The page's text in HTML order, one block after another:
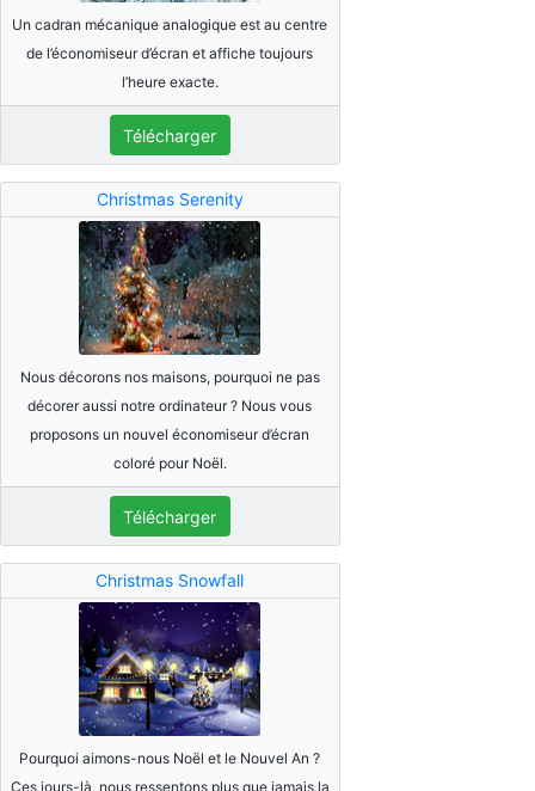
Un cadran mécanique analogique est au centre
de l’économiseur d’écran et affiche toujours
l’heure exacte.
Télécharger
Christmas Serenity
Nous décorons nos maisons, pourquoi ne pas
décorer aussi notre ordinateur ? Nous vous
proposons un nouvel économiseur d’écran
coloré pour Noël.
Télécharger
Christmas Snowfall
Pourquoi aimons-nous Noël et le Nouvel An ?
Ces jours-là, nous ressentons plus que jamais la